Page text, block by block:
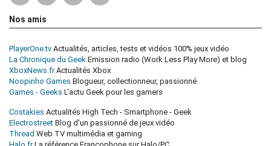
Nos amis
PlayerOne.tv Actualités, articles, tests et vidéos 100% jeux vidéo
La Chronique du Geek Emission radio (Work Less Play More) et blog
XboxNews.frActualités Xbox
Noopinho Games Blogueur, collectionneur, passionné
Games - Geeks L'actu Geek pour les gamers
Costakies Actualités High Tech - Smartphone - Geek
Electrostreet Blog d'un passionné de jeux vidéo
Thread Web TV multimédia et gaming